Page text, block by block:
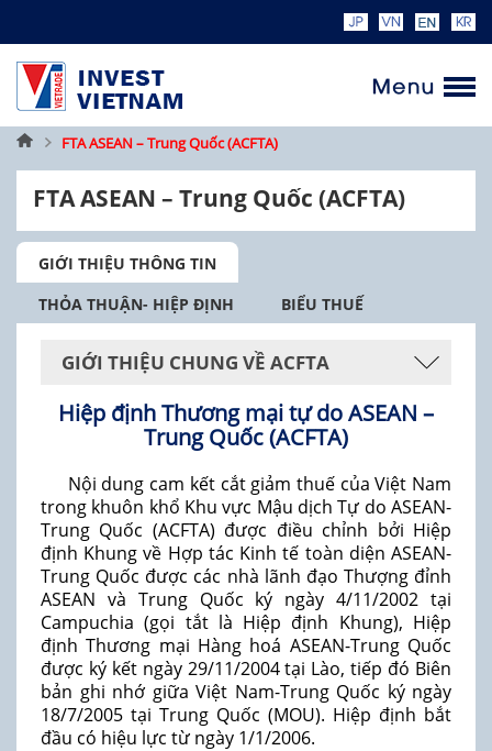
Trang
chủ
FTA ASEAN – Trung Quốc (ACFTA)
FTA ASEAN – Trung Quốc (ACFTA)
GIỚI THIỆU THÔNG TIN
THỎA THUẬN- HIỆP ĐỊNH
BIỂU THUẾ
GIỚI THIỆU CHUNG VỀ ACFTA
Hiệp định Thương mại tự do ASEAN –
Trung Quốc (ACFTA)
Nội dung cam kết cắt giảm thuế của Việt Nam
trong khuôn khổ Khu vực Mậu dịch Tự do ASEAN-
Trung Quốc (ACFTA) được điều chỉnh bởi Hiệp
định Khung về Hợp tác Kinh tế toàn diện ASEAN-
Trung Quốc được các nhà lãnh đạo Thượng đỉnh
ASEAN và Trung Quốc ký ngày 4/11/2002 tại
Campuchia (gọi tắt là Hiệp định Khung), Hiệp
định Thương mại Hàng hoá ASEAN-Trung Quốc
được ký kết ngày 29/11/2004 tại Lào, tiếp đó Biên
bản ghi nhớ giữa Việt Nam-Trung Quốc ký ngày
18/7/2005 tại Trung Quốc (MOU). Hiệp định bắt
đầu có hiệu lực từ ngày 1/1/2006.